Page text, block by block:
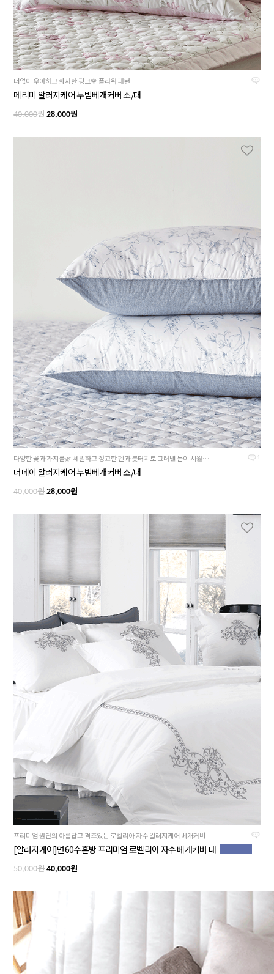
더없이 우아하고 화사한 핑크🌹 플라워 패턴
메리미 알러지케어 누빔베개커버 소/대
40,000원28,000원
1
다양한 꽃과 가지를🌿 세밀하고 정교한 펜과 붓터치로 그려낸 눈이 시원한 더데이 시리즈
더데이 알러지케어 누빔베개커버 소/대
40,000원28,000원
프리미엄 원단의 아름답고 격조있는 로벨리아 자수 알러지케어 베개커버
[알러지케어]면60수혼방 프리미엄 로벨리아 자수 베개커버 대
50,000원40,000원